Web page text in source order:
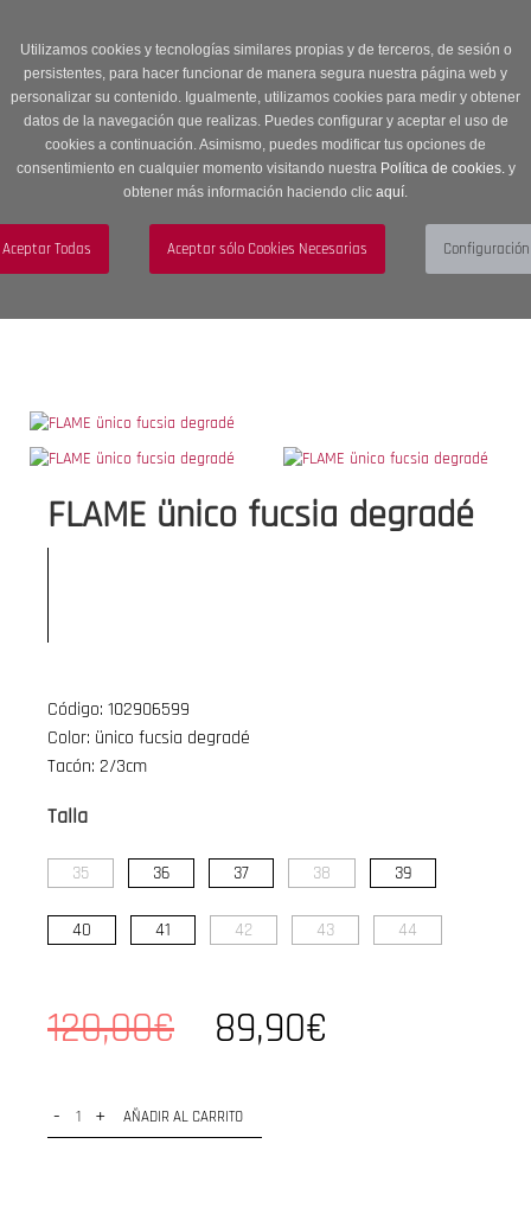
Utilizamos cookies y tecnologías similares propias y de terceros, de sesión o
persistentes, para hacer funcionar de manera segura nuestra página web y
personalizar su contenido. Igualmente, utilizamos cookies para medir y obtener
datos de la navegación que realizas. Puedes configurar y aceptar el uso de
cookies a continuación. Asimismo, puedes modificar tus opciones de
consentimiento en cualquier momento visitando nuestra Política de cookies.y
obtener más información haciendo clic aquí.
descuento en Sección OUTLET con código OUTLET20
navigation
Menú
FLAME ünico fucsia degradé
Código: 102906599
Color: ünico fucsia degradé
Tacón: 2/3cm
Talla
35 36 37 38 39
40 41 42 43 44
120,00€ 89,90€
- + AÑADIR AL CARRITO